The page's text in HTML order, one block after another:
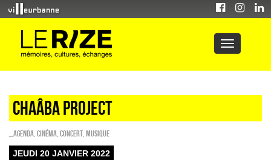
CHAÂBA PROJECT
_Agenda Cinéma Concert Musique
JEUDI 20 JANVIER 2022